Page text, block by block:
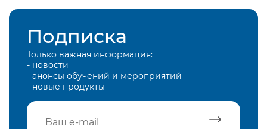
Подписка
Только важная информация:
- новости
- анонсы обучений и мероприятий
- новые продукты